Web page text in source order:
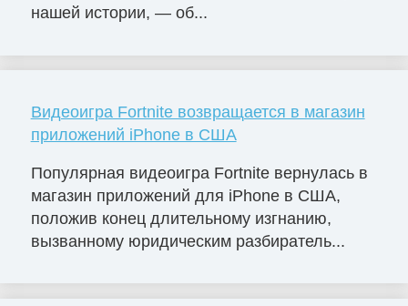
нашей истории, — об...
Видеоигра Fortnite возвращается в магазин
приложений iPhone в США
Популярная видеоигра Fortnite вернулась в
магазин приложений для iPhone в США,
положив конец длительному изгнанию,
вызванному юридическим разбиратель...